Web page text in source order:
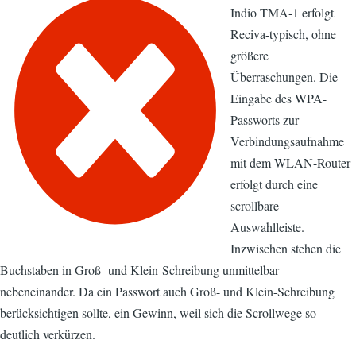
Indio TMA-1 erfolgt
Reciva-typisch, ohne
größere
Überraschungen. Die
Eingabe des WPA-
Passworts zur
Verbindungsaufnahme
mit dem WLAN-Router
erfolgt durch eine
scrollbare
Auswahlleiste.
Inzwischen stehen die
Buchstaben in Groß- und Klein-Schreibung unmittelbar
nebeneinander. Da ein Passwort auch Groß- und Klein-Schreibung
berücksichtigen sollte, ein Gewinn, weil sich die Scrollwege so
deutlich verkürzen.